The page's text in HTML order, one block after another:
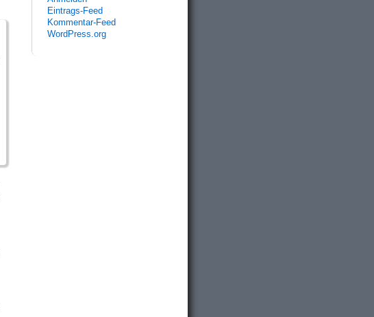
Eintrags-Feed
Kommentar-Feed
WordPress.org